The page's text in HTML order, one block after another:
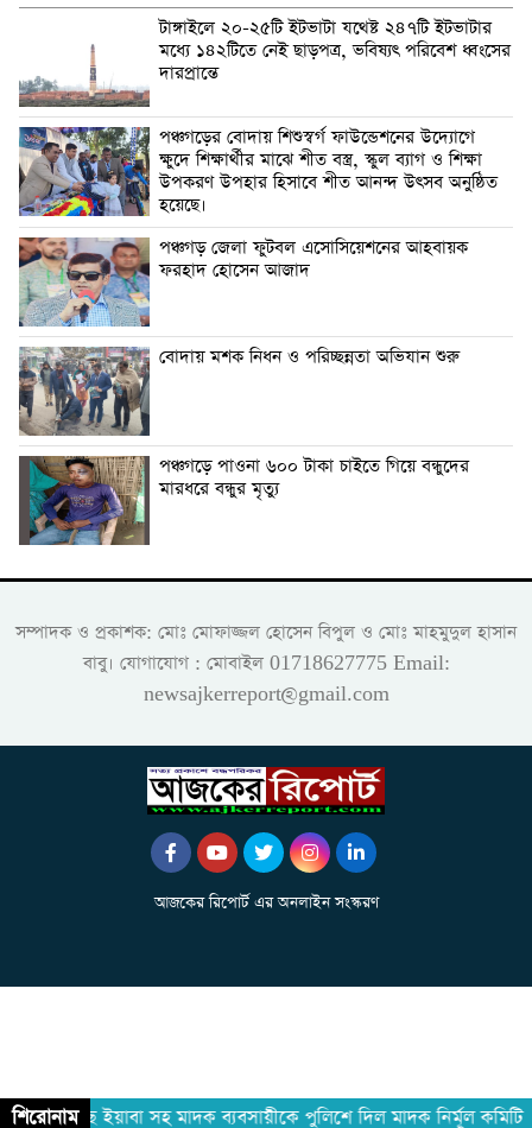
টাঙ্গাইলে ২০-২৫টি ইটভাটা যথেষ্ট ২৪৭টি ইটভাটার
মধ্যে ১৪২টিতে নেই ছাড়পত্র, ভবিষ্যৎ পরিবেশ ধ্বংসের
দারপ্রান্তে
পঞ্চগড়ের বোদায় শিশুস্বর্গ ফাউন্ডেশনের উদ্যোগে
ক্ষুদে শিক্ষার্থীর মাঝে শীত বস্ত্র, স্কুল ব্যাগ ও শিক্ষা
উপকরণ উপহার হিসাবে শীত আনন্দ উৎসব অনুষ্ঠিত
হয়েছে।
পঞ্চগড় জেলা ফুটবল এসোসিয়েশনের আহবায়ক
ফরহাদ হোসেন আজাদ
বোদায় মশক নিধন ও পরিচ্ছন্নতা অভিযান শুরু
পঞ্চগড়ে পাওনা ৬০০ টাকা চাইতে গিয়ে বন্ধুদের
মারধরে বন্ধুর মৃত্যু
সম্পাদক ও প্রকাশক: মোঃ মোফাজ্জল হোসেন বিপুল ও মোঃ মাহমুদুল হাসান
বাবু। যোগাযোগ : মোবাইল 01718627775 Email:
newsajkerreport@gmail.com
আজকের রিপোর্ট এর অনলাইন সংস্করণ
শিরোনাম
২১৮ পিছ ইয়াবা সহ মাদক ব্যবসায়ীকে পুলিশে দিল মাদক নির্মূল কমিটি